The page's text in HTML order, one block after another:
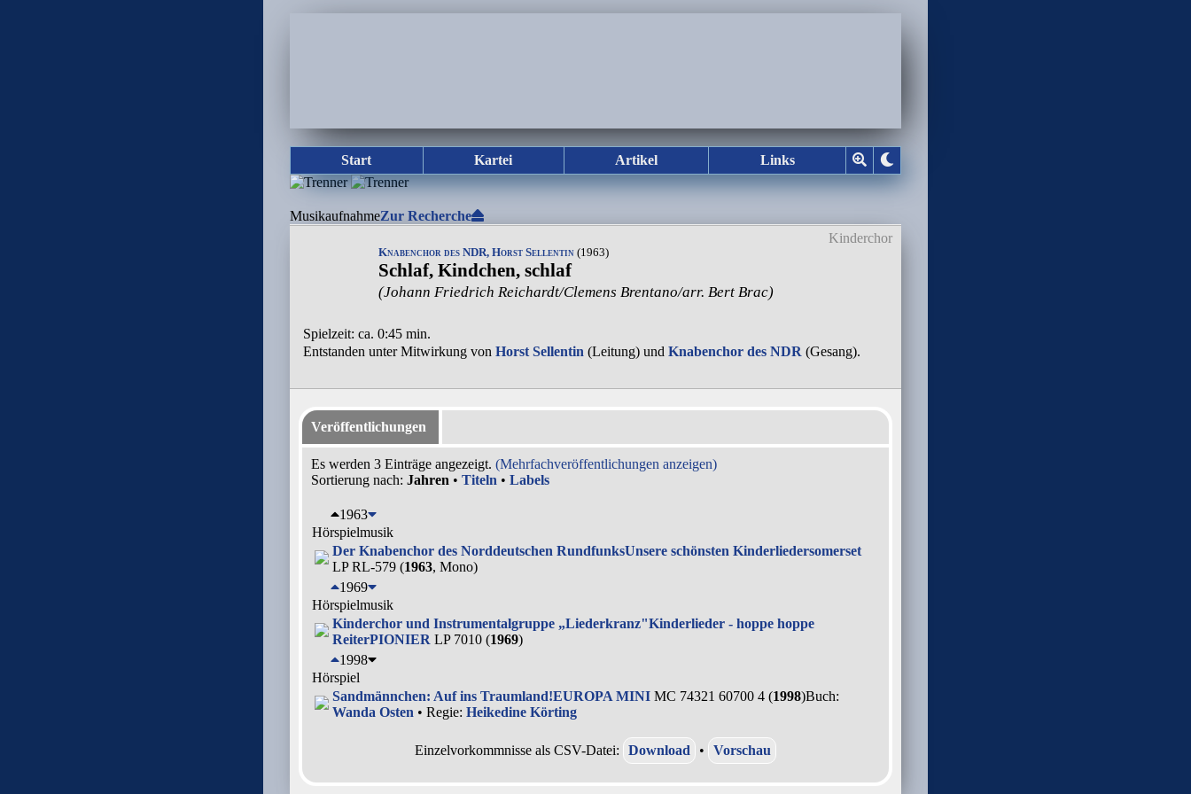
Start Kartei Artikel Links
MusikaufnahmeZur Recherche
Kinderchor
Knabenchor des NDR, Horst Sellentin (1963)
Schlaf, Kindchen, schlaf
(Johann Friedrich Reichardt/Clemens Brentano/arr. Bert Brac)
Spielzeit: ca. 0:45 min.
Entstanden unter Mitwirkung von Horst Sellentin (Leitung) und Knabenchor des NDR (Gesang).
Veröffentlichungen
Es werden 3 Einträge angezeigt. (Mehrfachveröffentlichungen anzeigen)
Sortierung nach: Jahren • Titeln • Labels
1963
Hörspielmusik
Der Knabenchor des Norddeutschen RundfunksUnsere schönsten Kinderliedersomerset
LP RL-579 (1963, Mono)
1969
Hörspielmusik
Kinderchor und Instrumentalgruppe „Liederkranz"Kinderlieder - hoppe hoppe
ReiterPIONIER LP 7010 (1969)
1998
Hörspiel
Sandmännchen: Auf ins Traumland!EUROPA MINI MC 74321 60700 4 (1998)Buch:
Wanda Osten • Regie: Heikedine Körting
Einzelvorkommnisse als CSV-Datei: Download • Vorschau